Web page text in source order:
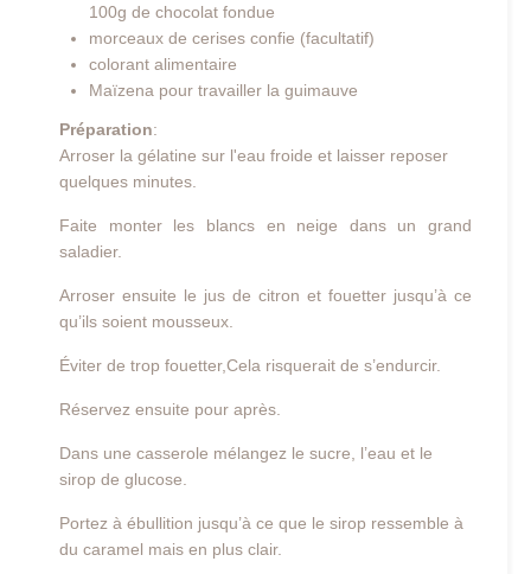
100g de chocolat fondue
morceaux de cerises confie (facultatif)
colorant alimentaire
Maïzena pour travailler la guimauve
Préparation:
Arroser la gélatine sur l'eau froide et laisser reposer
quelques minutes.
Faite monter les blancs en neige dans un grand
saladier.
Arroser ensuite le jus de citron et fouetter jusqu’à ce
qu’ils soient mousseux.
Éviter de trop fouetter,Cela risquerait de s’endurcir.
Réservez ensuite pour après.
Dans une casserole mélangez le sucre, l’eau et le
sirop de glucose.
Portez à ébullition jusqu’à ce que le sirop ressemble à
du caramel mais en plus clair.